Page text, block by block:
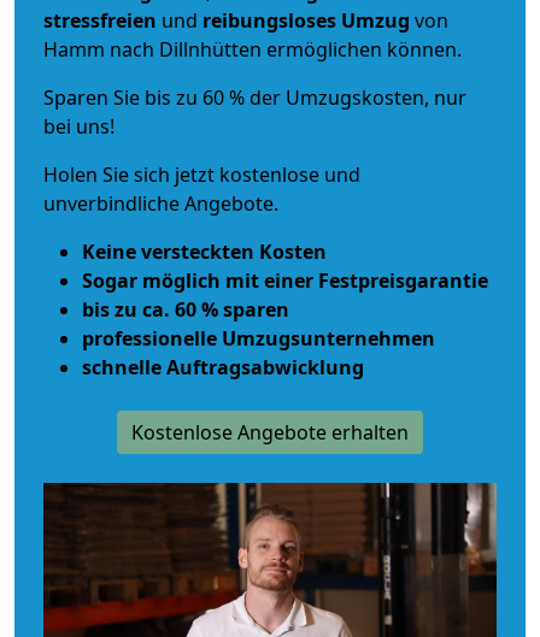
stressfreien und reibungsloses Umzug von
Hamm nach Dillnhütten ermöglichen können.
Sparen Sie bis zu 60 % der Umzugskosten, nur
bei uns!
Holen Sie sich jetzt kostenlose und
unverbindliche Angebote.
Keine versteckten Kosten
Sogar möglich mit einer Festpreisgarantie
bis zu ca. 60 % sparen
professionelle Umzugsunternehmen
schnelle Auftragsabwicklung
Kostenlose Angebote erhalten